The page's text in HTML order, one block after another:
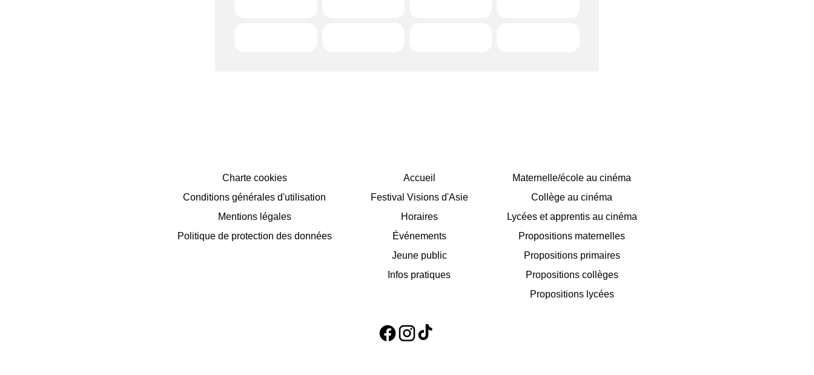
Charte cookies
Conditions générales d'utilisation
Mentions légales
Politique de protection des données
Accueil
Festival Visions d'Asie
Horaires
Événements
Jeune public
Infos pratiques
Maternelle/école au cinéma
Collège au cinéma
Lycées et apprentis au cinéma
Propositions maternelles
Propositions primaires
Propositions collèges
Propositions lycées